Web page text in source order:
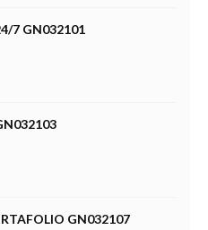
7 GN032101
GN032107